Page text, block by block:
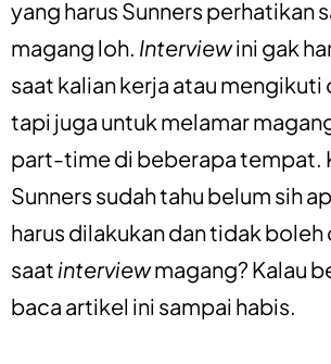
yang harus Sunners perhatikan
magang loh. Interviewini gak
saat kalian kerja atau mengikuti
tapi juga untuk melamar
part-time di beberapa tempat.
Sunners sudah tahu belum sih
harus dilakukan dan tidak boleh
saat interviewmagang? Kalau
baca artikel ini sampai habis.